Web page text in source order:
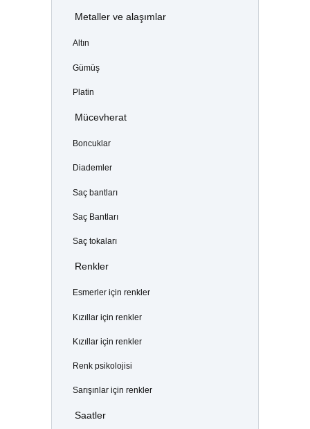
Metaller ve alaşımlar
Altın
Gümüş
Platin
Mücevherat
Boncuklar
Diademler
Saç bantları
Saç Bantları
Saç tokaları
Renkler
Esmerler için renkler
Kızıllar için renkler
Kızıllar için renkler
Renk psikolojisi
Sarışınlar için renkler
Saatler